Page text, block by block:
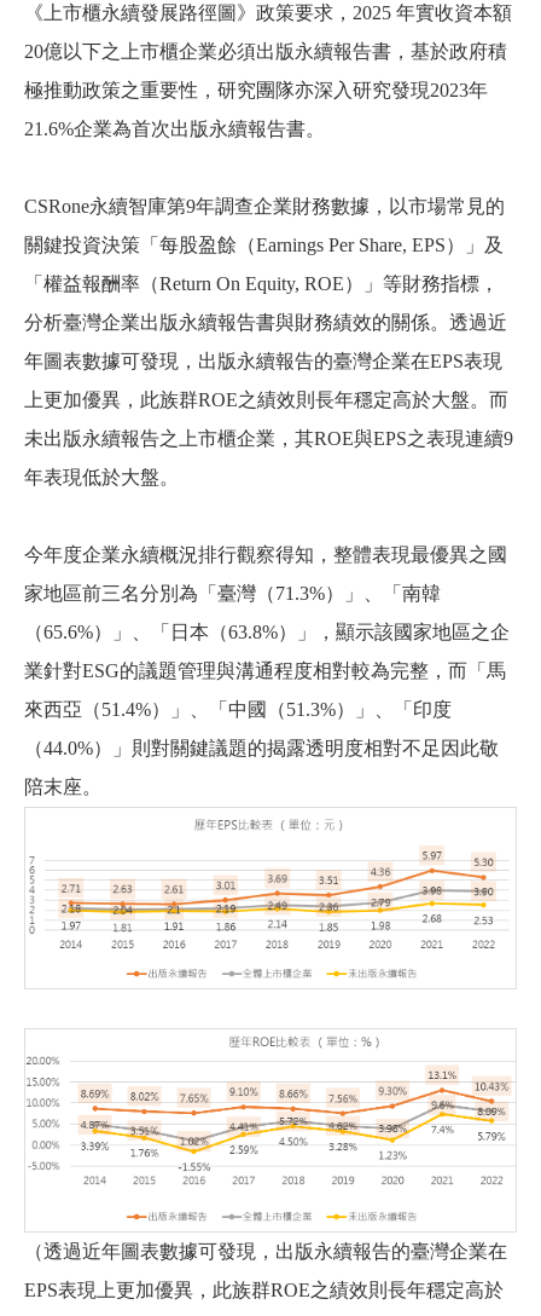
《上市櫃永續發展路徑圖》政策要求，2025 年實收資本額
20億以下之上市櫃企業必須出版永續報告書，基於政府積
極推動政策之重要性，研究團隊亦深入研究發現2023年
21.6%企業為首次出版永續報告書。
CSRone永續智庫第9年調查企業財務數據，以市場常見的
關鍵投資決策「每股盈餘（Earnings Per Share, EPS）」及
「權益報酬率（Return On Equity, ROE）」等財務指標，
分析臺灣企業出版永續報告書與財務績效的關係。透過近
年圖表數據可發現，出版永續報告的臺灣企業在EPS表現
上更加優異，此族群ROE之績效則長年穩定高於大盤。而
未出版永續報告之上市櫃企業，其ROE與EPS之表現連續9
年表現低於大盤。
今年度企業永續概況排行觀察得知，整體表現最優異之國
家地區前三名分別為「臺灣（71.3%）」、「南韓
（65.6%）」、「日本（63.8%）」，顯示該國家地區之企
業針對ESG的議題管理與溝通程度相對較為完整，而「馬
來西亞（51.4%）」、「中國（51.3%）」、「印度
（44.0%）」則對關鍵議題的揭露透明度相對不足因此敬
陪末座。
（透過近年圖表數據可發現，出版永續報告的臺灣企業在
EPS表現上更加優異，此族群ROE之績效則長年穩定高於